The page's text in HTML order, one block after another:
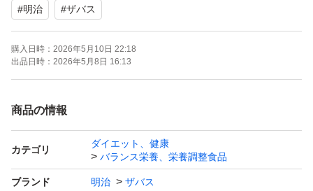
#明治 #ザバス
購入日時： 2026年5月10日 22:18
出品日時： 2026年5月8日 16:13
商品の情報
カテゴリ
ダイエット、健康
バランス栄養、栄養調整食品
ブランド 明治 ザバス